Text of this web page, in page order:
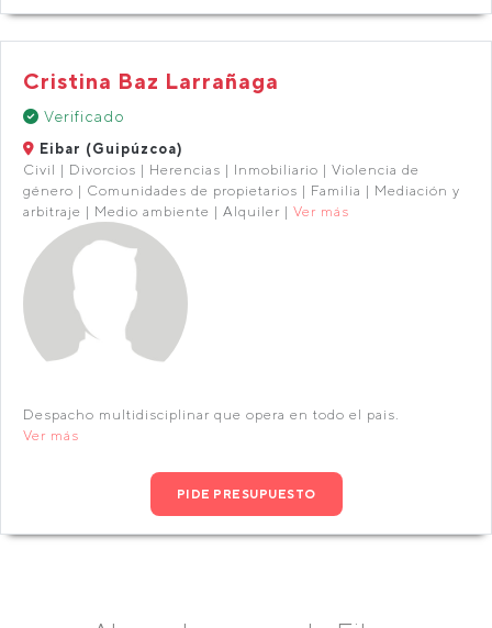
Cristina Baz Larrañaga
Verificado
Eibar (Guipúzcoa)
Civil | Divorcios | Herencias | Inmobiliario | Violencia de
género | Comunidades de propietarios | Familia | Mediación y
arbitraje | Medio ambiente | Alquiler | Ver más
Despacho multidisciplinar que opera en todo el pais.
Ver más
PIDE PRESUPUESTO